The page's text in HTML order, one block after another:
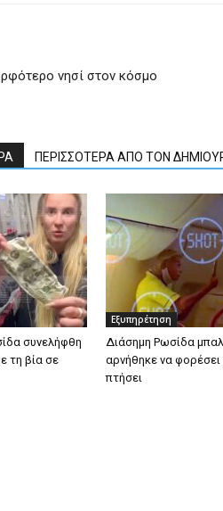
νησί στον κόσμο
ΠΕΡΙΣΣΟΤΕΡΑ ΑΠΟ ΤΟΝ
συνελήφθη
τη βία σε
Εξυπηρέτηση
Διάσημη Ρωσίδα
αρνήθηκε να
πτήσει